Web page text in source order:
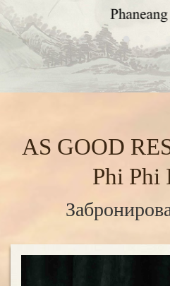
AS GOOD
Phi Phi